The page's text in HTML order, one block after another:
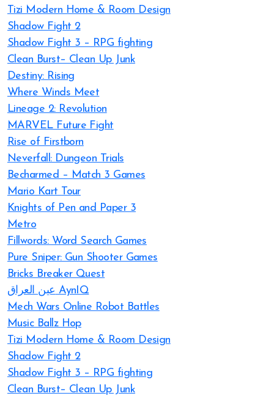
Tizi Modern Home & Room Design
Shadow Fight 2
Shadow Fight 3 – RPG fighting
Clean Burst– Clean Up Junk
Destiny: Rising
Where Winds Meet
Lineage 2: Revolution
MARVEL Future Fight
Rise of Firstborn
Neverfall: Dungeon Trials
Becharmed – Match 3 Games
Mario Kart Tour
Knights of Pen and Paper 3
Metro
Fillwords: Word Search Games
Pure Sniper: Gun Shooter Games
Bricks Breaker Quest
عين العراق AynIQ
Mech Wars Online Robot Battles
Music Ballz Hop
Tizi Modern Home & Room Design
Shadow Fight 2
Shadow Fight 3 – RPG fighting
Clean Burst– Clean Up Junk